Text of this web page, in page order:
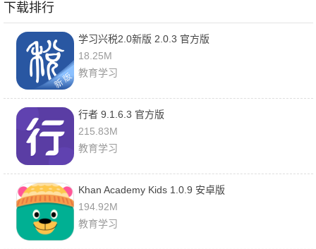
下载排行
学习兴税2.0新版 2.0.3 官方版
18.25M
教育学习
行者 9.1.6.3 官方版
215.83M
教育学习
Khan Academy Kids 1.0.9 安卓版
194.92M
教育学习